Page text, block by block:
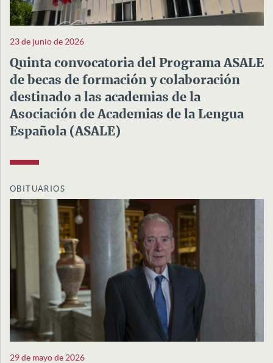
23 de junio de 2026
Quinta convocatoria del Programa ASALE
de becas de formación y colaboración
destinado a las academias de la
Asociación de Academias de la Lengua
Española (ASALE)
OBITUARIOS
29 de mayo de 2026